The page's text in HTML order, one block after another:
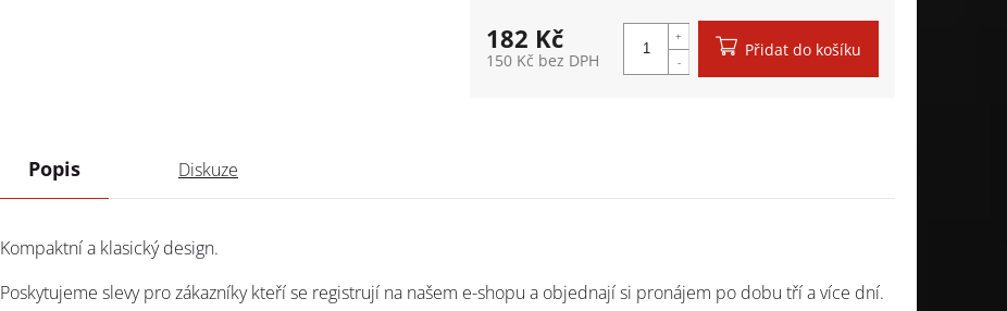
182 Kč
150 Kč bez DPH
Přidat do košíku
Popis Diskuze
Kompaktní a klasický design.
Poskytujeme slevy pro zákazníky kteří se registrují na našem e-shopu a objednají si pronájem po dobu tří a více dní.